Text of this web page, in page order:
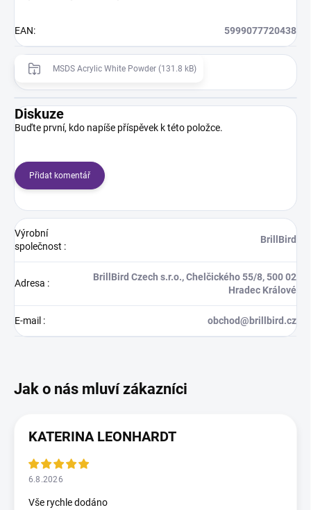
EAN: 5999077720438
MSDS Acrylic White Powder (131.8 kB)
Diskuze
Buďte první, kdo napíše příspěvek k této položce.
Přidat komentář
Výrobní
společnost :
BrillBird
Adresa :
BrillBird Czech s.r.o., Chelčického 55/8, 500 02
Hradec Králové
E-mail : obchod@brillbird.cz
KATERINA LEONHARDT
6.8.2026
Vše rychle dodáno